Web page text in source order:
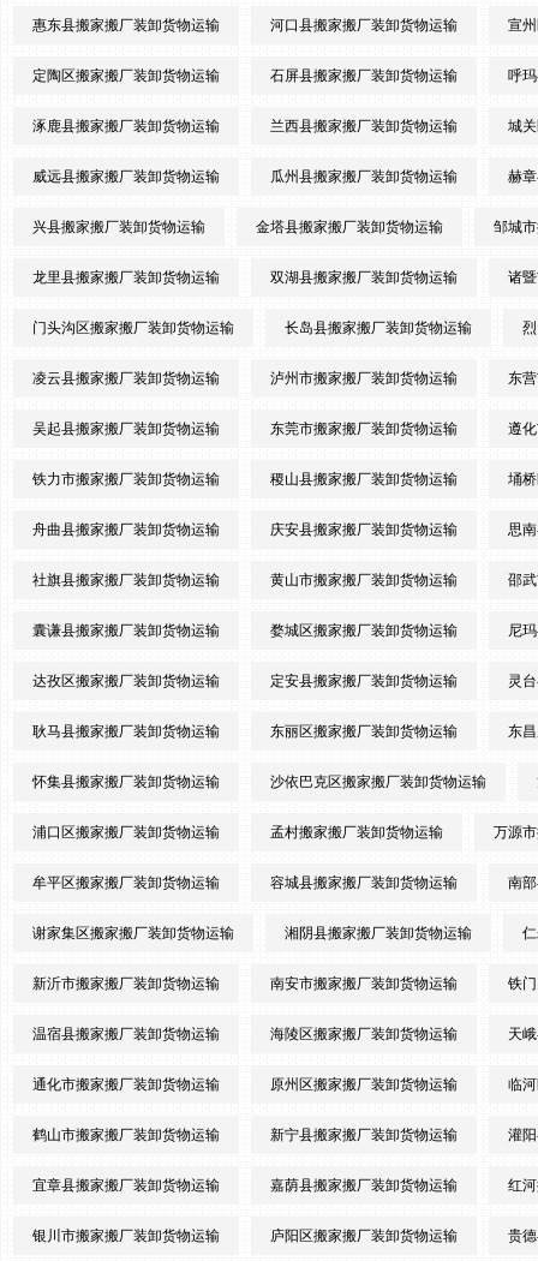
惠东县搬家搬厂装卸货物运输 河口县搬家搬厂装卸货物运输 宣
定陶区搬家搬厂装卸货物运输 石屏县搬家搬厂装卸货物运输 呼
涿鹿县搬家搬厂装卸货物运输 兰西县搬家搬厂装卸货物运输 城
威远县搬家搬厂装卸货物运输 瓜州县搬家搬厂装卸货物运输 赫
兴县搬家搬厂装卸货物运输 金塔县搬家搬厂装卸货物运输 邹城
龙里县搬家搬厂装卸货物运输 双湖县搬家搬厂装卸货物运输 诸
门头沟区搬家搬厂装卸货物运输 长岛县搬家搬厂装卸货物运输
凌云县搬家搬厂装卸货物运输 泸州市搬家搬厂装卸货物运输 东
吴起县搬家搬厂装卸货物运输 东莞市搬家搬厂装卸货物运输 遵
铁力市搬家搬厂装卸货物运输 稷山县搬家搬厂装卸货物运输 埇
舟曲县搬家搬厂装卸货物运输 庆安县搬家搬厂装卸货物运输 思
社旗县搬家搬厂装卸货物运输 黄山市搬家搬厂装卸货物运输 邵
囊谦县搬家搬厂装卸货物运输 婺城区搬家搬厂装卸货物运输 尼
达孜区搬家搬厂装卸货物运输 定安县搬家搬厂装卸货物运输 灵
耿马县搬家搬厂装卸货物运输 东丽区搬家搬厂装卸货物运输 东
怀集县搬家搬厂装卸货物运输 沙依巴克区搬家搬厂装卸货物运输
浦口区搬家搬厂装卸货物运输 孟村搬家搬厂装卸货物运输 万源
牟平区搬家搬厂装卸货物运输 容城县搬家搬厂装卸货物运输 南
谢家集区搬家搬厂装卸货物运输 湘阴县搬家搬厂装卸货物运输
新沂市搬家搬厂装卸货物运输 南安市搬家搬厂装卸货物运输 铁
温宿县搬家搬厂装卸货物运输 海陵区搬家搬厂装卸货物运输 天
通化市搬家搬厂装卸货物运输 原州区搬家搬厂装卸货物运输 临
鹤山市搬家搬厂装卸货物运输 新宁县搬家搬厂装卸货物运输 灌
宜章县搬家搬厂装卸货物运输 嘉荫县搬家搬厂装卸货物运输 红
银川市搬家搬厂装卸货物运输 庐阳区搬家搬厂装卸货物运输 贵